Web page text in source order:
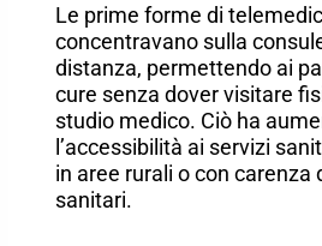
Le prime forme di
concentravano sulla
distanza, permettendo ai
cure senza dover visitare
studio medico. Ciò ha
l’accessibilità ai servizi
in aree rurali o con carenza
sanitari.